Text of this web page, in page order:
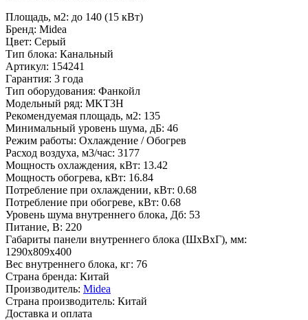
Площадь, м2: до 140 (15 кВт)
Бренд: Midea
Цвет: Серый
Тип блока: Канальный
Артикул: 154241
Гарантия: 3 года
Тип оборудования: Фанкойл
Модельный ряд: MKT3H
Рекомендуемая площадь, м2: 135
Минимальный уровень шума, дБ: 46
Режим работы: Охлаждение / Обогрев
Расход воздуха, м3/час: 3177
Мощность охлаждения, кВт: 13.42
Мощность обогрева, кВт: 16.84
Потребление при охлаждении, кВт: 0.68
Потребление при обогреве, кВт: 0.68
Уровень шума внутреннего блока, Дб: 53
Питание, В: 220
Габариты панели внутреннего блока (ШхВхГ), мм:
1290x809x400
Вес внутреннего блока, кг: 76
Страна бренда: Китай
Производитель: Midea
Страна производитель: Китай
Доставка и оплата